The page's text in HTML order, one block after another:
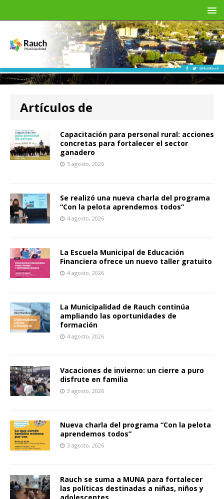
[custom-facebook-feed]
Artículos de
Capacitación para personal rural: acciones
concretas para fortalecer el sector
ganadero
5 agosto, 2026
Se realizó una nueva charla del programa
“Con la pelota aprendemos todos”
4 agosto, 2026
La Escuela Municipal de Educación
Financiera ofrece un nuevo taller gratuito
4 agosto, 2026
La Municipalidad de Rauch continúa
ampliando las oportunidades de
formación
4 agosto, 2026
Vacaciones de invierno: un cierre a puro
disfrute en familia
3 agosto, 2026
Nueva charla del programa “Con la pelota
aprendemos todos”
3 agosto, 2026
Rauch se suma a MUNA para fortalecer
las políticas destinadas a niñas, niños y